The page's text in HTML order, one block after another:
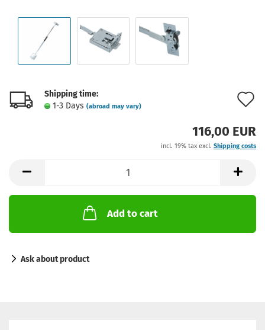
Shipping time:
1-3 Days (abroad may vary)
116,00 EUR
incl. 19% tax excl. Shipping costs
Add to cart
Ask about product